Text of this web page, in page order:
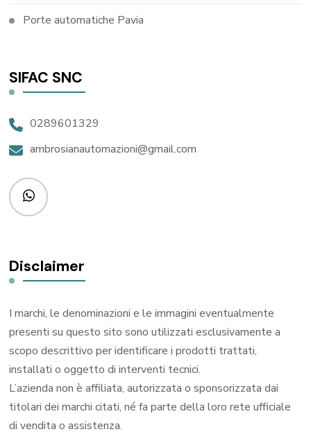
Porte automatiche Pavia
SIFAC SNC
0289601329
ambrosianautomazioni@gmail.com
Disclaimer
I marchi, le denominazioni e le immagini eventualmente
presenti su questo sito sono utilizzati esclusivamente a
scopo descrittivo per identificare i prodotti trattati,
installati o oggetto di interventi tecnici.
L’azienda non è affiliata, autorizzata o sponsorizzata dai
titolari dei marchi citati, né fa parte della loro rete ufficiale
di vendita o assistenza.